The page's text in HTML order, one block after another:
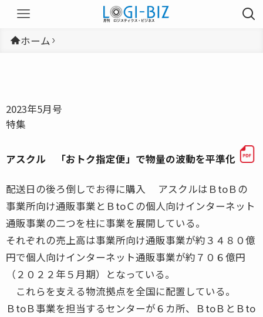
ホーム
2023年5月号
特集
アスクル 「おトク指定便」で物量の波動を平準化
配送日の後ろ倒しでお得に購入 アスクルはＢtoＢの
事業所向け通販事業とＢtoＣの個人向けインターネット
通販事業の二つを柱に事業を展開している。
それぞれの売上高は事業所向け通販事業が約３４８０億
円で個人向けインターネット通販事業が約７０６億円
（２０２２年５月期）となっている。
これらを支える物流拠点を全国に配置している。
ＢtoＢ事業を担当するセンターが６カ所、ＢtoＢとＢto